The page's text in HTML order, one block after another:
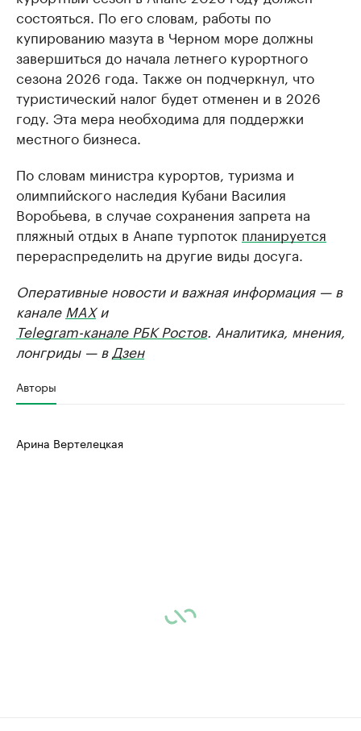
состояться. По его словам, работы по
купированию мазута в Черном море должны
завершиться до начала летнего курортного
сезона 2026 года. Также он подчеркнул, что
туристический налог будет отменен и в 2026
году. Эта мера необходима для поддержки
местного бизнеса.
По словам министра курортов, туризма и
олимпийского наследия Кубани Василия
Воробьева, в случае сохранения запрета на
пляжный отдых в Анапе турпоток планируется
перераспределить на другие виды досуга.
Оперативные новости и важная информация — в
канале MAXи
Telegram-канале РБК Ростов. Аналитика, мнения,
лонгриды — в Дзен
Авторы
Арина Вертелецкая